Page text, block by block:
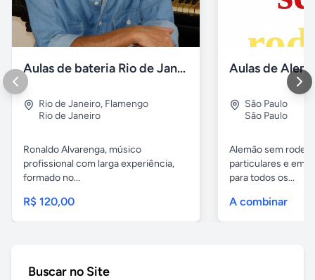
Aulas de bateria Rio de Janeiro
Rio de Janeiro, Flamengo
Rio de Janeiro
Ronaldo Alvarenga, músico
profissional com larga experiência,
formado no...
R$ 120,00
São Paulo
São Paulo
Alemão sem
particulares e em
para todos os...
A combinar
Buscar no Site